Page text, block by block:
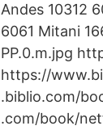
Andes 10312
6061 Mitani
PP.0.m.jpg
https://
.biblio.com/
.com/book/